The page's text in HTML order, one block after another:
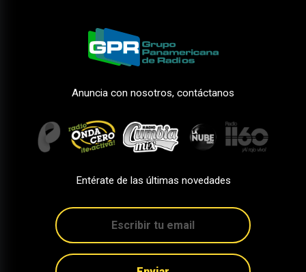
Anuncia con nosotros, contáctanos
Entérate de las últimas novedades